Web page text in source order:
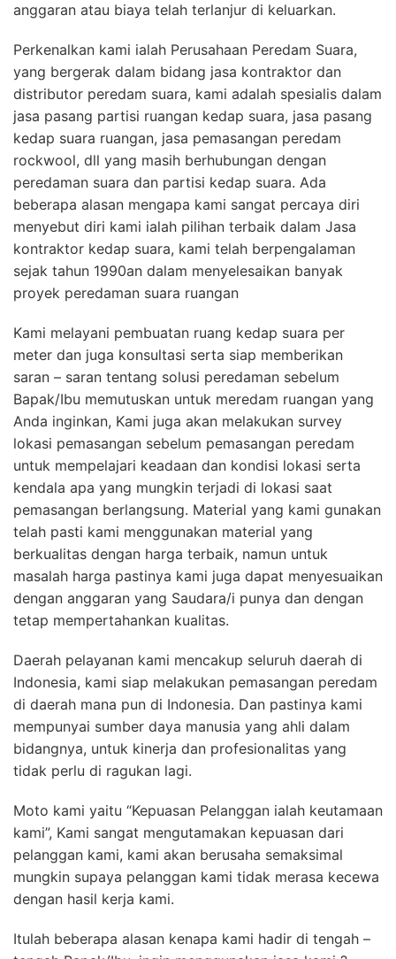
anggaran atau biaya telah terlanjur di keluarkan.
Perkenalkan kami ialah Perusahaan Peredam Suara,
yang bergerak dalam bidang jasa kontraktor dan
distributor peredam suara, kami adalah spesialis dalam
jasa pasang partisi ruangan kedap suara, jasa pasang
kedap suara ruangan, jasa pemasangan peredam
rockwool, dll yang masih berhubungan dengan
peredaman suara dan partisi kedap suara. Ada
beberapa alasan mengapa kami sangat percaya diri
menyebut diri kami ialah pilihan terbaik dalam Jasa
kontraktor kedap suara, kami telah berpengalaman
sejak tahun 1990an dalam menyelesaikan banyak
proyek peredaman suara ruangan
Kami melayani pembuatan ruang kedap suara per
meter dan juga konsultasi serta siap memberikan
saran – saran tentang solusi peredaman sebelum
Bapak/Ibu memutuskan untuk meredam ruangan yang
Anda inginkan, Kami juga akan melakukan survey
lokasi pemasangan sebelum pemasangan peredam
untuk mempelajari keadaan dan kondisi lokasi serta
kendala apa yang mungkin terjadi di lokasi saat
pemasangan berlangsung. Material yang kami gunakan
telah pasti kami menggunakan material yang
berkualitas dengan harga terbaik, namun untuk
masalah harga pastinya kami juga dapat menyesuaikan
dengan anggaran yang Saudara/i punya dan dengan
tetap mempertahankan kualitas.
Daerah pelayanan kami mencakup seluruh daerah di
Indonesia, kami siap melakukan pemasangan peredam
di daerah mana pun di Indonesia. Dan pastinya kami
mempunyai sumber daya manusia yang ahli dalam
bidangnya, untuk kinerja dan profesionalitas yang
tidak perlu di ragukan lagi.
Moto kami yaitu “Kepuasan Pelanggan ialah keutamaan
kami”, Kami sangat mengutamakan kepuasan dari
pelanggan kami, kami akan berusaha semaksimal
mungkin supaya pelanggan kami tidak merasa kecewa
dengan hasil kerja kami.
Itulah beberapa alasan kenapa kami hadir di tengah –